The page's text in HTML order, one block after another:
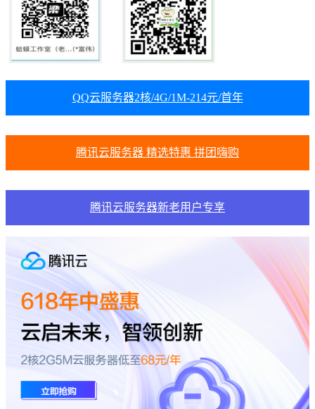
QQ云服务器2核/4G/1M-214元/首年
腾讯云服务器 精选特惠 拼团嗨购
腾讯云服务器新老用户专享